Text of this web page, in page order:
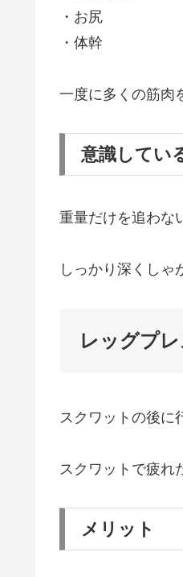
・お尻
・体幹
一度に多くの筋肉
意識してい
重量だけを追わな
しっかり深くしゃ
レッグプレ
スクワットの後に
スクワットで疲れ
メリット